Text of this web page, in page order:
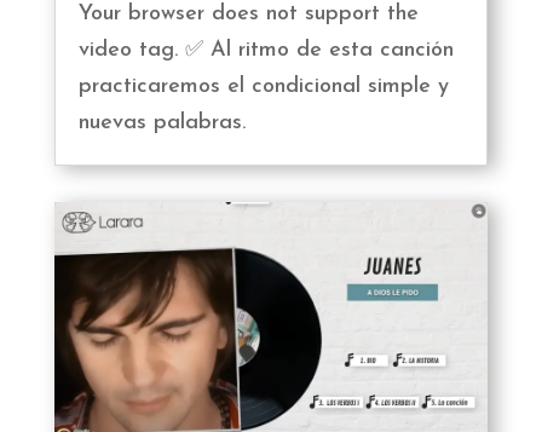
Your browser does not support the
video tag. ✅ Al ritmo de esta canción
practicaremos el condicional simple y
nuevas palabras.